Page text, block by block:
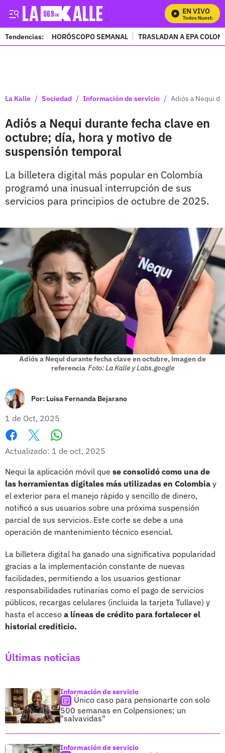
EN VIVO
Mira Todos Nuestros
Tendencias: HORÓSCOPO SEMANAL TRASLADAN A EPA
La Kalle / Sociedad / Información de servicio / Adiós a Nequi
Adiós a Nequi durante fecha clave en
octubre; día, hora y motivo de
suspensión temporal
La billetera digital más popular en Colombia
programó una inusual interrupción de sus
servicios para principios de octubre de 2025.
Adiós a Nequi durante fecha clave en octubre, imagen de
referencia Foto: La Kalle y Labs.google
Por: Luisa Fernanda Bejarano
1 de Oct, 2025
Facebook
X
Actualizado: 1 de oct, 2025
Nequi la aplicación móvil que se consolidó como una de
las herramientas digitales más utilizadas en Colombia y
el exterior para el manejo rápido y sencillo de dinero,
notificó a sus usuarios sobre una próxima suspensión
parcial de sus servicios. Este corte se debe a una
operación de mantenimiento técnico esencial.
La billetera digital ha ganado una significativa popularidad
gracias a la implementación constante de nuevas
facilidades, permitiendo a los usuarios gestionar
responsabilidades rutinarias como el pago de servicios
públicos, recargas celulares (incluida la tarjeta Tullave) y
hasta el acceso a líneas de crédito para fortalecer el
historial crediticio.
Últimas noticias
Información de servicio
Único caso para pensionarte con solo
500 semanas en Colpensiones; un
"salvavidas"
Información de servicio